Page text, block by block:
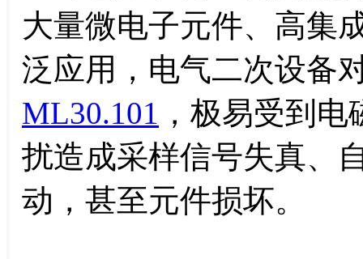
大量微电子元件、高集
泛应用，电气二次设备
ML30.101 ，极易受到
扰造成采样信号失真、
动，甚至元件损坏。